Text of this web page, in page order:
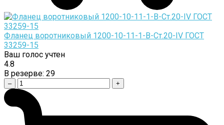
Фланец воротниковый 1200-10-11-1-B-Cт.20-IV ГОСТ
33259-15
Ваш голос учтен
4.8
В резерве: 29
– +